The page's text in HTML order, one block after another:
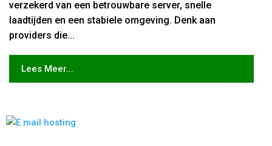
verzekerd van een betrouwbare server, snelle
laadtijden en een stabiele omgeving. Denk aan
providers die...
Lees Meer...